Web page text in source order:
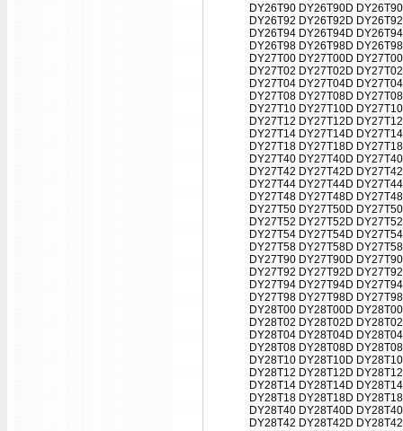
DY26T90 DY26T90D
DY26T92 DY26T92D
DY26T94 DY26T94D
DY26T98 DY26T98D
DY27T00 DY27T00D
DY27T02 DY27T02D
DY27T04 DY27T04D
DY27T08 DY27T08D
DY27T10 DY27T10D
DY27T12 DY27T12D
DY27T14 DY27T14D
DY27T18 DY27T18D
DY27T40 DY27T40D
DY27T42 DY27T42D
DY27T44 DY27T44D
DY27T48 DY27T48D
DY27T50 DY27T50D
DY27T52 DY27T52D
DY27T54 DY27T54D
DY27T58 DY27T58D
DY27T90 DY27T90D
DY27T92 DY27T92D
DY27T94 DY27T94D
DY27T98 DY27T98D
DY28T00 DY28T00D
DY28T02 DY28T02D
DY28T04 DY28T04D
DY28T08 DY28T08D
DY28T10 DY28T10D
DY28T12 DY28T12D
DY28T14 DY28T14D
DY28T18 DY28T18D
DY28T40 DY28T40D
DY28T42 DY28T42D